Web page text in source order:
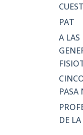
PAT
A
PASA
DE